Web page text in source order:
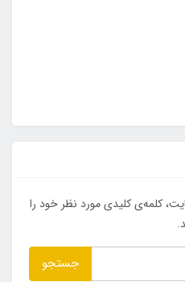
کلمه‌ی کلیدی مورد نظر خود را
جستجو